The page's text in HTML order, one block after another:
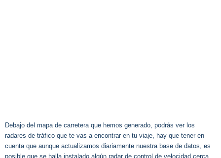
Debajo del mapa de carretera que hemos generado, podrás ver los
radares de tráfico que te vas a encontrar en tu viaje, hay que tener en
cuenta que aunque actualizamos diariamente nuestra base de datos, es
posible que se halla instalado algún radar de control de velocidad cerca